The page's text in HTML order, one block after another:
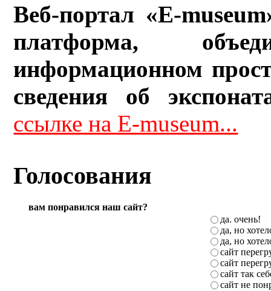
Веб-портал «E-
платформа,
информационном
сведения об
ссылке на E-museum...
Голосования
вам понравился наш сайт?
да. очень!
да, но
да, но
сайт
сайт
сайт так
сайт не